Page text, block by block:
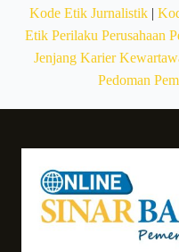
Kode Etik Jurnalistik|
Etik Perilaku Perusahaan
Jenjang Karier
Pedoman